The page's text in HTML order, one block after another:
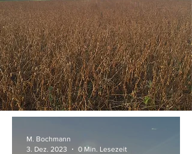
M. Bochmann
3. Dez. 2023
0 Min. Lesezeit